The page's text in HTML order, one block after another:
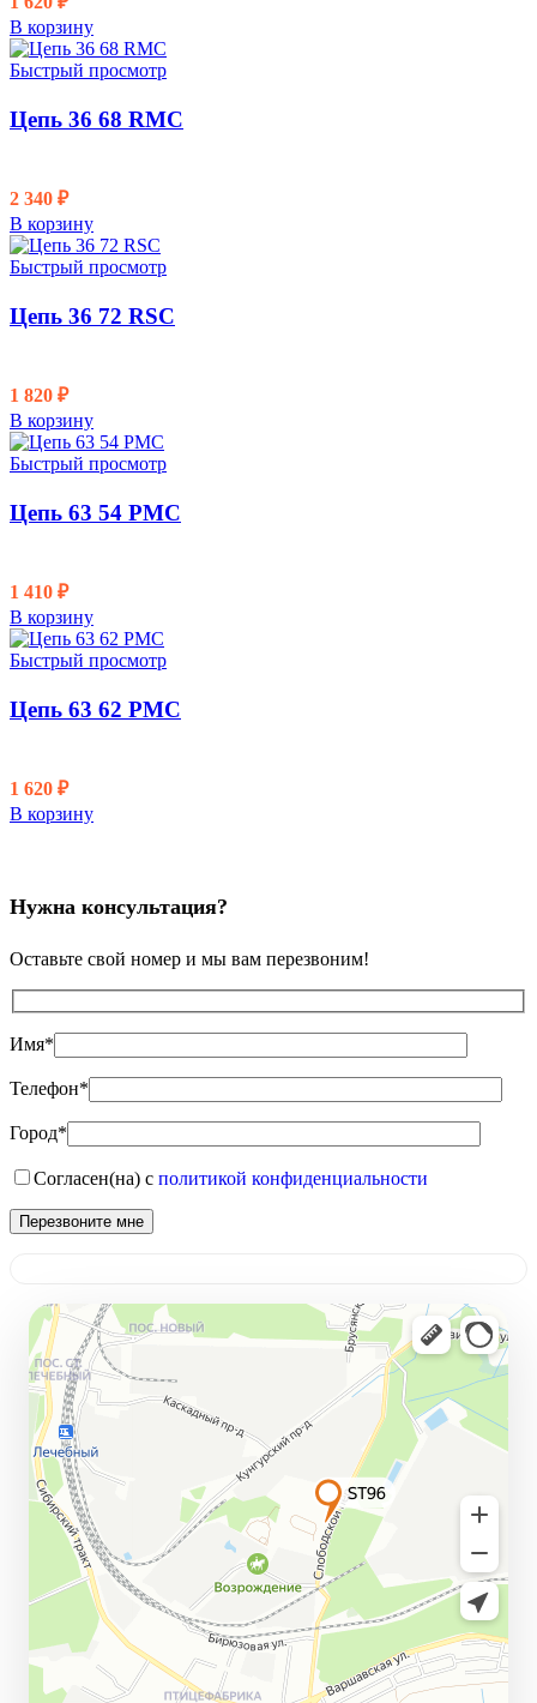
В корзину
Быстрый просмотр
Цепь 36 68 RMC
2 340 ₽
В корзину
Быстрый просмотр
Цепь 36 72 RSC
1 820 ₽
В корзину
Быстрый просмотр
Цепь 63 54 PMC
1 410 ₽
В корзину
Быстрый просмотр
Цепь 63 62 PMC
1 620 ₽
В корзину
Нужна консультация?
Оставьте свой номер и мы вам перезвоним!
Имя*
Телефон*
Город*
Согласен(на) с политикой конфиденциальности